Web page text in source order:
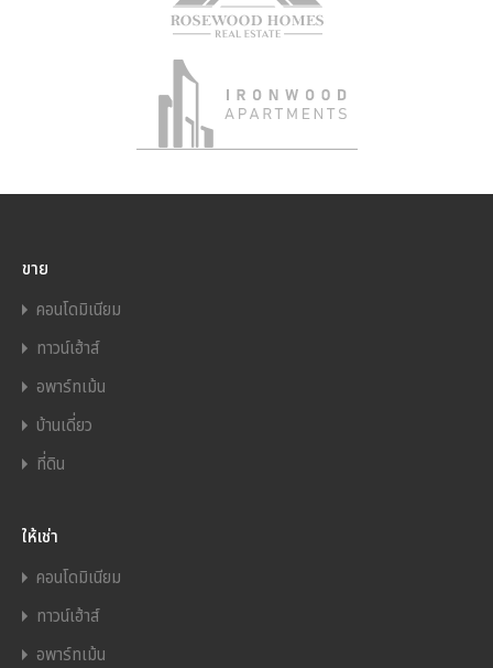
ขาย
คอนโดมิเนียม
ทาวน์เฮ้าส์
อพาร์ทเม้น
บ้านเดี่ยว
ที่ดิน
ให้เช่า
คอนโดมิเนียม
ทาวน์เฮ้าส์
อพาร์ทเม้น